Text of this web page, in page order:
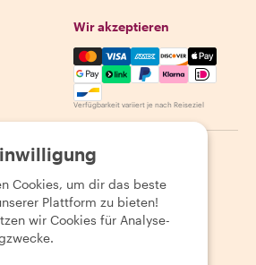
Wir akzeptieren
Mastercard, Visa, Amex,
Verfügbarkeit variiert je nach Reiseziel
| Datenschutzerklärung
Seitenübersicht
Cookies, um dir das beste
Plattform zu bieten!
wir Cookies für Analyse-